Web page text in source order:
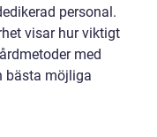
personal.
visar hur viktigt
med
bästa möjliga